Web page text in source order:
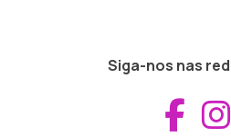
Siga-nos nas